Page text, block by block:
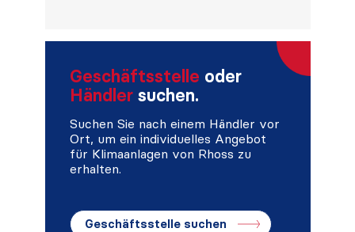
Geschäftsstelle oder
Händlersuchen.
Suchen Sie nach einem Händler vor
Ort, um ein individuelles Angebot
für Klimaanlagen von Rhoss zu
erhalten.
Geschäftsstelle suchen